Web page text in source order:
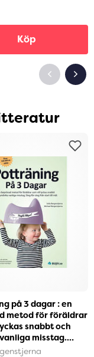
Köp
på 3 dagar : en
metod för föräldrar
snabbt och
misstag.
ste...